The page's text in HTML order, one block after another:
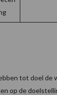
tot doel de
op de